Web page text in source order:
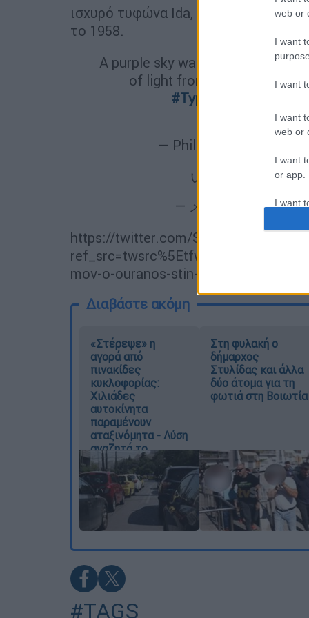
web or
I want
I want
I want
web or
I want
or app.
I want
ισχυρό τυφώνα Ida, ο οποίος είχε
το 1958.
A purple sky was caused in
of light from suspended
— Phillipson Institute
いっぱいとった
— メスゴリラ
https://twitter.com/Stardustjaem/
mov-o-ouranos-stin-iaponia-kathos-
Διαβάστε ακόμη
«Στέρεψε» η
αγορά από
πινακίδες
κυκλοφορίας:
Χιλιάδες
αυτοκίνητα
παραμένουν
αταξινόμητα - Λύση
αναζητά το
υπουργείο
Στη φυλακή ο
δήμαρχος
Στυλίδας και άλλα
δύο άτομα για τη
φωτιά στη Βοιωτία
#TAGS